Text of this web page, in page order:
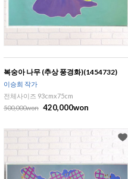
복숭아 나무 (추상 풍경화)(1454732)
이승희 작가
전체사이즈 93cmx75cm
500,000won 420,000won